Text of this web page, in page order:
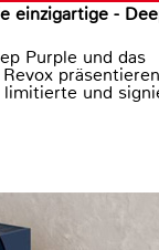
einzigartige -
Purple und das
und